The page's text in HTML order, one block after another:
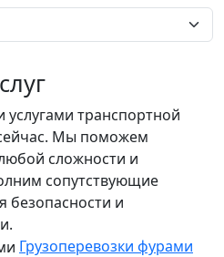
услугами транспортной
Мы поможем
сложности и
сопутствующие
безопасности и
Грузоперевозки фурами